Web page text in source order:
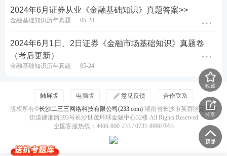
2024年6月证券从业《金融基础知识》真题答案>>
金融基础知识历年真题 05-23
2024年6月1日、2日证券《金融市场基础知识》真题卷
（考后更新）
金融基础知识历年真题 05-24
收藏
分享
触屏版 电脑版 意见反馈
合作联系
版权所有©长沙二三三网络科技有限公司(233.com)湖南省长沙市芙蓉区定王台
街道建湘路393号长沙世茂环球金融中心32楼 All Rights Reserved
全国客服热线：4000-800-233 / 0731-89907953